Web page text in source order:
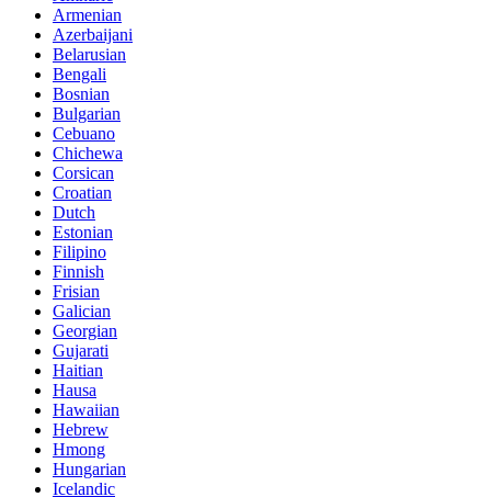
Armenian
Azerbaijani
Belarusian
Bengali
Bosnian
Bulgarian
Cebuano
Chichewa
Corsican
Croatian
Dutch
Estonian
Filipino
Finnish
Frisian
Galician
Georgian
Gujarati
Haitian
Hausa
Hawaiian
Hebrew
Hmong
Hungarian
Icelandic